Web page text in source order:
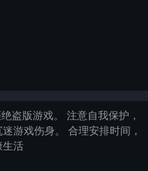
盗版游戏。 注意自我保护，
游戏伤身。 合理安排时间，
生活